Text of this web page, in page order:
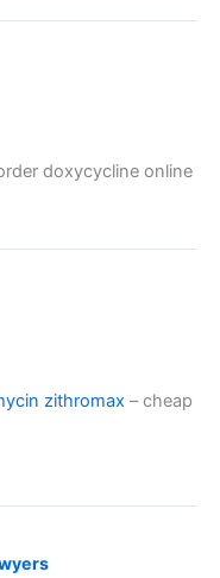
doxycycline online
zithromax – cheap